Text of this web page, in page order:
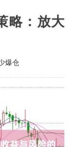
略：放大
爆仓